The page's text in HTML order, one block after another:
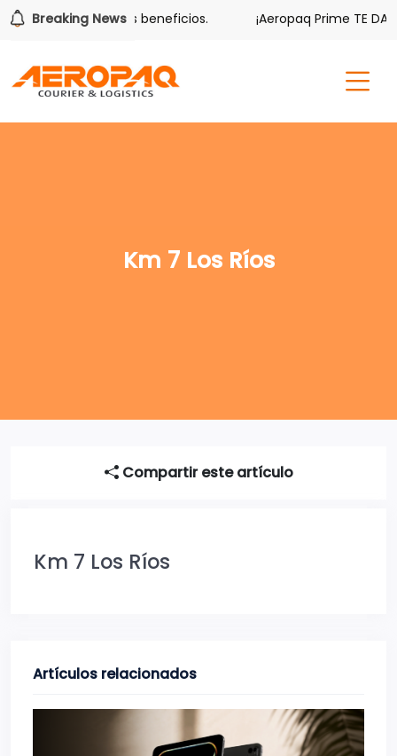
Breaking News
también tiene sus beneficios. ¡Aeropaq Prime TE DA
Km 7 Los Ríos
Compartir este artículo
Km 7 Los Ríos
Artículos relacionados